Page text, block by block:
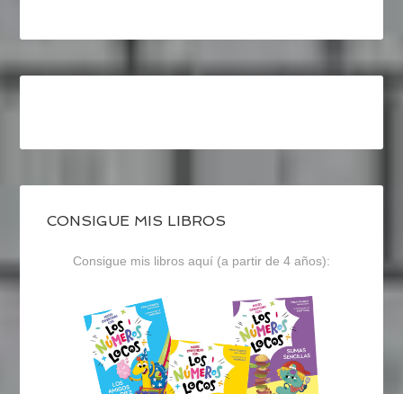
CONSIGUE MIS LIBROS
Consigue mis libros aquí (a partir de 4 años):